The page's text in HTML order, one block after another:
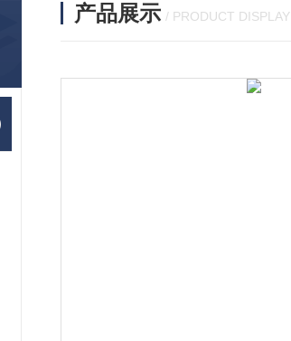
产品展示 / PRODUCT DISPLAY